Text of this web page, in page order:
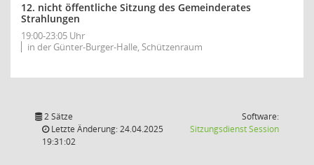
12. nicht öffentliche Sitzung des Gemeinderates
Strahlungen
19:00-23:05 Uhr
in der Günter-Burger-Halle, Schützenraum
2 Sätze
Letzte Änderung: 24.04.2025
19:31:02
Software:
SitzungsdienstSession(Wird in